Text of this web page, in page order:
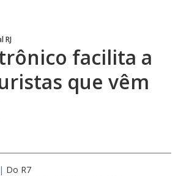
RJ
facilita a
que vêm
| Do R7